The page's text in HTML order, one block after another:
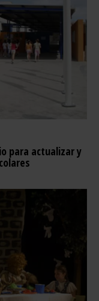
para actualizar y